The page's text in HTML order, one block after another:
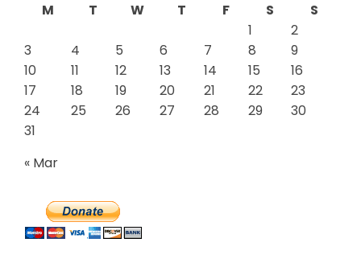
M
T W T F S
S
1
2
3
4 5 6 7 8
9
10
11 12 13 14 15
16
17
18 19 20 21 22
23
24
25 26 27 28 29
30
31
« Mar